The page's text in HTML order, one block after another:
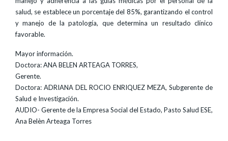
salud, se establece un porcentaje del 85%, garantizando el control
y manejo de la patología, que determina un resultado clínico
favorable.
Mayor información.
Doctora: ANA BELEN ARTEAGA TORRES,
Gerente.
Doctora: ADRIANA DEL ROCIO ENRIQUEZ MEZA, Subgerente de
Salud e Investigación.
AUDIO- Gerente de la Empresa Social del Estado, Pasto Salud ESE,
Ana Belèn Arteaga Torres